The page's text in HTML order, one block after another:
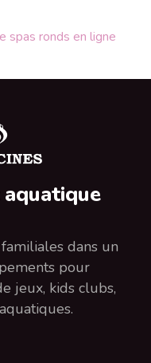
spas ronds en ligne
dans un
pour
jeux, kids clubs,